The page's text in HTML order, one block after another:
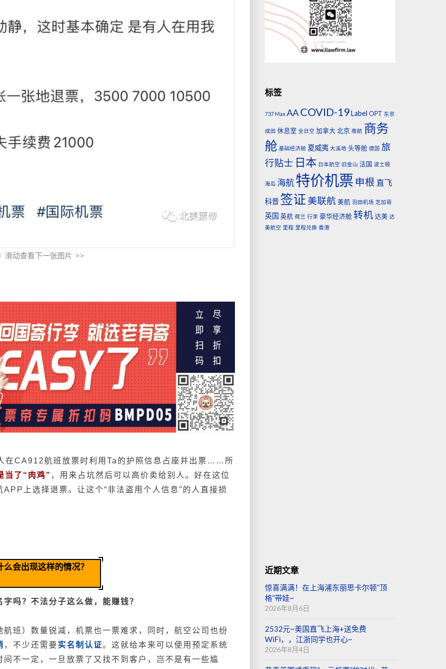
滑动查看下一张图片 >>
在CA912航班放票时利用Ta的护照信息占座并出票……所
当了“肉鸡” ，用来占坑然后可以高价卖给别人。好在这位
上选择退票。让这个“非法盗用个人信息”的人直接损
么会出现这样的情况？
吗？不法分子这么做，能赚钱？
班）数量锐减，机票也一票难求，同时，航空公司也纷
，不少还需要实名制认证。这就给本来可以使用预定系统
不一定，一旦放票了又找不到客户，岂不是有一些尴
标签
737 Max AA COVID-19 Label OPT 东京
成田 休息室 全日空 加拿大 北京 南航 商务
舱 基础经济舱 夏威夷 大溪地 头等舱 德国 旅
行贴士 日本 日本航空 旧金山 法国 波士顿
海岛 海航 特价机票 申根 直飞
科普 签证 美联航 美航 羽田机场 芝加哥
英国 英航 荷兰 行李 豪华经济舱 转机 达美 达
美航空 里程 里程兑换 香港
近期文章
惊喜满满！在上海浦东丽思卡尔顿“顶
格”带娃~
2026年8月6日
2532元~美国直飞上海+送免费
WiFi，，江浙同学也开心~
2026年8月4日